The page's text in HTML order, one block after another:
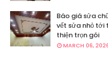
Báo giá sửa
vết sửa nhỏ
thiện trọn gói
MARCH 06,